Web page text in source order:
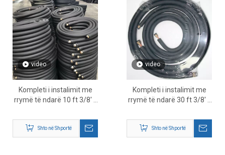
video
Kompleti i instalimit me
rrymë të ndarë 10 ft 3/8' x
Shto në Shportë
video
Kompleti i instalimit me
rrymë të ndarë 30 ft 3/8' x
Shto në Shportë